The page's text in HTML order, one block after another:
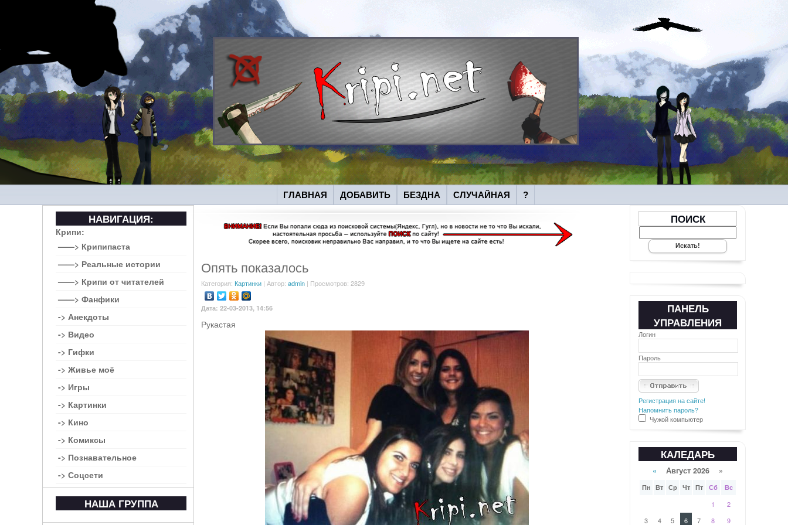
ГЛАВНАЯ ДОБАВИТЬ БЕЗДНА СЛУЧАЙНАЯ ?
Опять показалось
Категория: Картинки| Автор: admin| Просмотров: 2829
Дата: 22-03-2013, 14:56
Рукастая
НАВИГАЦИЯ:
Крипи:
——> Крипипаста
——> Реальные истории
——> Крипи от читателей
——> Фанфики
-> Анекдоты
-> Видео
-> Гифки
-> Живье моё
-> Игры
-> Картинки
-> Кино
-> Комиксы
-> Познавательное
-> Соцсети
НАША ГРУППА
ПОИСК
ПАНЕЛЬ
УПРАВЛЕНИЯ
Логин
Пароль
Регистрация на сайте!
Напомнить пароль?
Чужой компьютер
КАЛЕДАРЬ
« Август 2026 »
Пн Вт Ср Чт Пт Сб Вс
1
2
3
4 5 6 7 8 9